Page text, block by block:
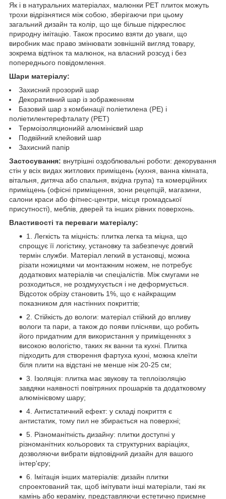
Як і в натуральних матеріалах, малюнки РЕТ плиток можуть
трохи відрізнятися між собою, зберігаючи при цьому
загальний дизайн та колір, що ще більше підкреслює
природну імітацію. Також просимо взяти до уваги, що
виробник має право змінювати зовнішній вигляд товару,
зокрема відтінок та малюнок, на власний розсуд і без
попереднього повідомлення.
Шари матеріалу:
Захисний прозорий шар
Декоративний шар із зображенням
Базовий шар з комбинації поліетилена (PE) і
поліетилентерефталату (PET)
Термоізоляционийй алюмінієвий шар
Подвійний клейовий шар
Захисний папір
Застосування: внутрішні оздоблювальні роботи: декорування
стін у всіх видах житлових приміщень (кухня, ванна кімната,
вітальня, дитяча або спальня, вхідна група) та комерційних
приміщень (офісні приміщення, зони рецепцій, магазини,
салони краси або фітнес-центри, місця громадської
присутності), меблів, дверей та інших рівних поверхонь.
Властивості та переваги матеріалу:
1. Легкість та міцність: плитка легка та міцна, що
спрощує її логістику, установку та забезпечує довгий
термін служби. Матеріал легкий в установці, можна
різати ножицями чи монтажним ножем, не потребує
додаткових матеріалів чи спеціалістів. Між смугами не
розходиться, не роздмухується і не деформується.
Відсоток обрізу становить 1%, що є найкращим
показником для настінних покриттів;
2. Стійкість до вологи: матеріал стійкий до впливу
вологи та пари, а також до появи плісняви, що робить
його придатним для використання у приміщеннях з
високою вологістю, таких як ванни та кухні. Плитка
підходить для створення фартуха кухні, можна клеїти
біля плити на відстані не менше ніж 20-25 см;
3. Ізоляція: плитка має звукову та теплоізоляцію
завдяки наявності повітряних прошарків та додатковому
алюмінієвому шару;
4. Антистатичний ефект: у складі покриття є
антистатик, тому пил не збирається на поверхні;
5. Різноманітність дизайну: плитки доступні у
різноманітних кольорових та структурних варіаціях,
дозволяючи вибрати відповідний дизайн для вашого
інтер'єру;
6. Імітація інших матеріалів: дизайн плитки
спроектований так, щоб імітувати інші матеріали, такі як
камінь або кераміку, представляючи естетично приємне